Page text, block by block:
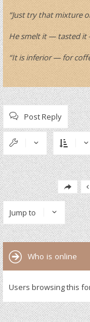
“Just try that mixture
He smelt it — tasted
“It is inferior — for
Post Reply
Jump to
Who is online
Users browsing this